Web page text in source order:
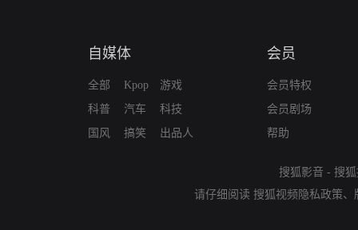
自媒体
全部
科普
国风
Kpop
汽车
搞笑
游戏
科技
出品人
会员
会员特权
会员剧场
帮助
搜狐影音 - 搜
请仔细阅读 搜狐视频隐私政策、